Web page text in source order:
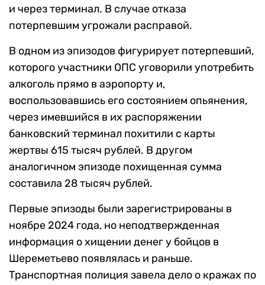
и через терминал. В случае отказа
потерпевшим угрожали расправой.
В одном из эпизодов фигурирует потерпевший,
которого участники ОПС уговорили употребить
алкоголь прямо в аэропорту и,
воспользовавшись его состоянием опьянения,
через имевшийся в их распоряжении
банковский терминал похитили с карты
жертвы 615 тысяч рублей. В другом
аналогичном эпизоде похищенная сумма
составила 28 тысяч рублей.
Первые эпизоды были зарегистрированы в
ноябре 2024 года, но неподтвержденная
информация о хищении денег у бойцов в
Шереметьево появлялась и раньше.
Транспортная полиция завела дело о кражах по